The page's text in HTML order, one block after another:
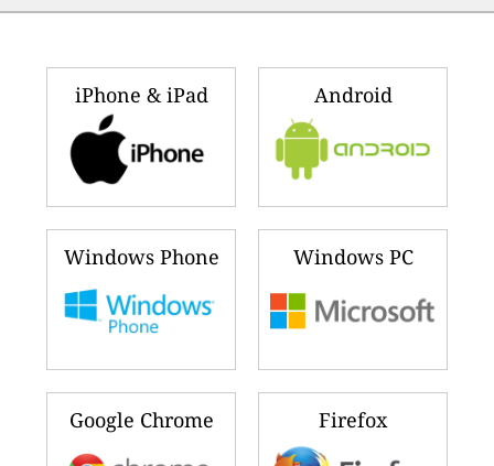
iPhone & iPad Android
Windows Phone Windows PC
Google Chrome Firefox